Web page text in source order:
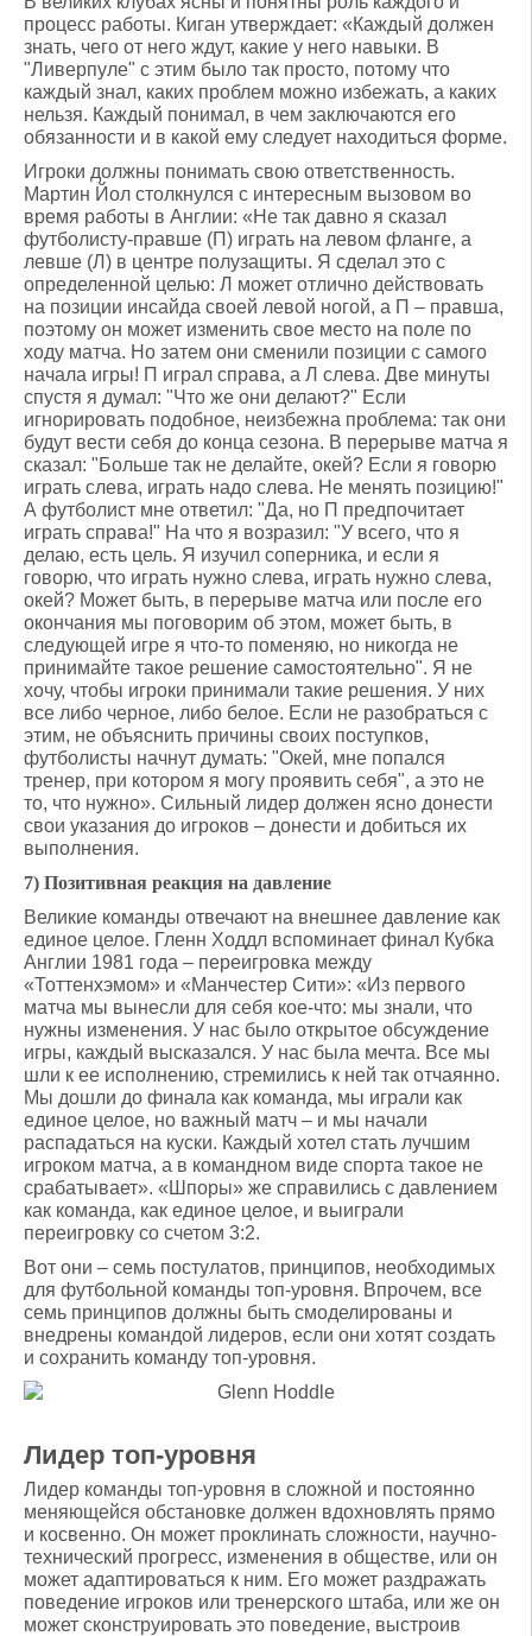
процесс работы. Киган утверждает: «Каждый должен
знать, чего от него ждут, какие у него навыки. В
"Ливерпуле" с этим было так просто, потому что
каждый знал, каких проблем можно избежать, а каких
нельзя. Каждый понимал, в чем заключаются его
обязанности и в какой ему следует находиться форме.
Игроки должны понимать свою ответственность.
Мартин Йол столкнулся с интересным вызовом во
время работы в Англии: «Не так давно я сказал
футболисту-правше (П) играть на левом фланге, а
левше (Л) в центре полузащиты. Я сделал это с
определенной целью: Л может отлично действовать
на позиции инсайда своей левой ногой, а П – правша,
поэтому он может изменить свое место на поле по
ходу матча. Но затем они сменили позиции с самого
начала игры! П играл справа, а Л слева. Две минуты
спустя я думал: "Что же они делают?" Если
игнорировать подобное, неизбежна проблема: так они
будут вести себя до конца сезона. В перерыве матча я
сказал: "Больше так не делайте, окей? Если я говорю
играть слева, играть надо слева. Не менять позицию!"
А футболист мне ответил: "Да, но П предпочитает
играть справа!" На что я возразил: "У всего, что я
делаю, есть цель. Я изучил соперника, и если я
говорю, что играть нужно слева, играть нужно слева,
окей? Может быть, в перерыве матча или после его
окончания мы поговорим об этом, может быть, в
следующей игре я что-то поменяю, но никогда не
принимайте такое решение самостоятельно". Я не
хочу, чтобы игроки принимали такие решения. У них
все либо черное, либо белое. Если не разобраться с
этим, не объяснить причины своих поступков,
футболисты начнут думать: "Окей, мне попался
тренер, при котором я могу проявить себя", а это не
то, что нужно». Сильный лидер должен ясно донести
свои указания до игроков – донести и добиться их
выполнения.
7) Позитивная реакция на давление
Великие команды отвечают на внешнее давление как
единое целое. Гленн Ходдл вспоминает финал Кубка
Англии 1981 года – переигровка между
«Тоттенхэмом» и «Манчестер Сити»: «Из первого
матча мы вынесли для себя кое-что: мы знали, что
нужны изменения. У нас было открытое обсуждение
игры, каждый высказался. У нас была мечта. Все мы
шли к ее исполнению, стремились к ней так отчаянно.
Мы дошли до финала как команда, мы играли как
единое целое, но важный матч – и мы начали
распадаться на куски. Каждый хотел стать лучшим
игроком матча, а в командном виде спорта такое не
срабатывает». «Шпоры» же справились с давлением
как команда, как единое целое, и выиграли
переигровку со счетом 3:2.
Вот они – семь постулатов, принципов, необходимых
для футбольной команды топ-уровня. Впрочем, все
семь принципов должны быть смоделированы и
внедрены командой лидеров, если они хотят создать
и сохранить команду топ-уровня.
Лидер топ-уровня
Лидер команды топ-уровня в сложной и постоянно
меняющейся обстановке должен вдохновлять прямо
и косвенно. Он может проклинать сложности, научно-
технический прогресс, изменения в обществе, или он
может адаптироваться к ним. Его может раздражать
поведение игроков или тренерского штаба, или же он
может сконструировать это поведение, выстроив